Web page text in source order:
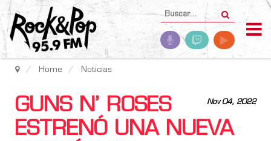
Home Noticias
Nov 04, 2022
GUNS N’ ROSES
ESTRENÓ UNA NUEVA